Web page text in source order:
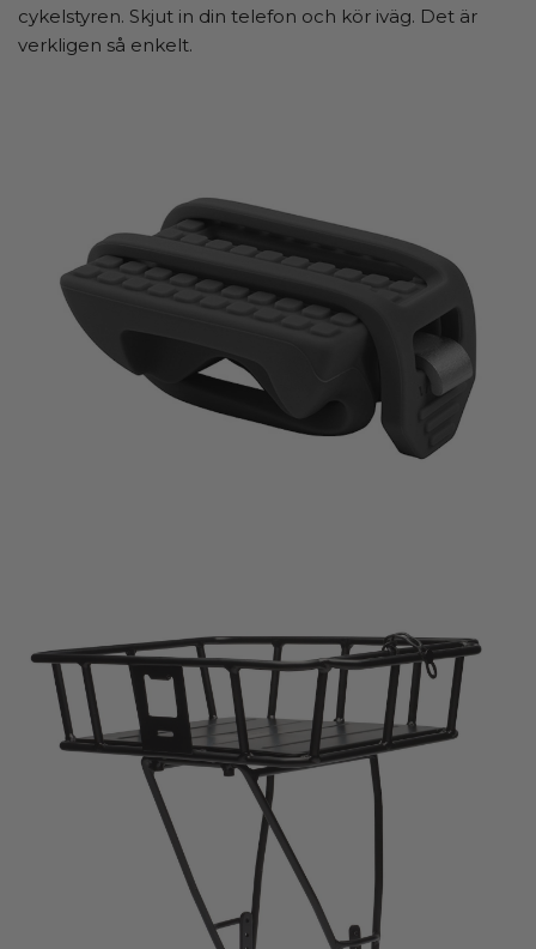
cykelstyren. Skjut in din telefon och kör iväg. Det är
verkligen så enkelt.